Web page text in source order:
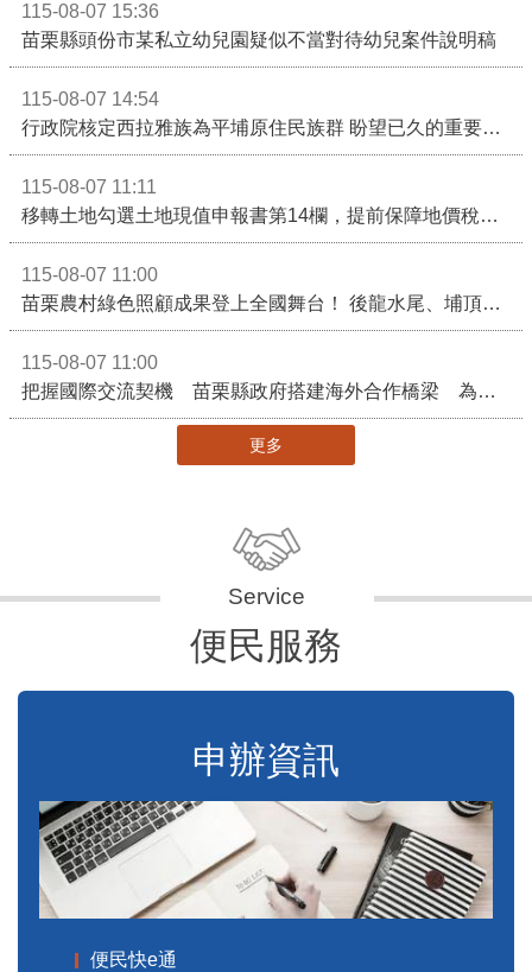
115-08-07 15:36
苗栗縣頭份市某私立幼兒園疑似不當對待幼兒案件說明稿
115-08-07 14:54
行政院核定西拉雅族為平埔原住民族群 盼望已久的重要時刻到來！8月13日起受理民族成員名冊登記
115-08-07 11:11
移轉土地勾選土地現值申報書第14欄，提前保障地價稅節稅權益
115-08-07 11:00
苗栗農村綠色照顧成果登上全國舞台！ 後龍水尾、埔頂社區前進2026高齡健康產業博覽會
115-08-07 11:00
把握國際交流契機 苗栗縣政府搭建海外合作橋梁 為在地產業爭取更多國際市場機會
更多
便民服務
申辦資訊
便民快e通